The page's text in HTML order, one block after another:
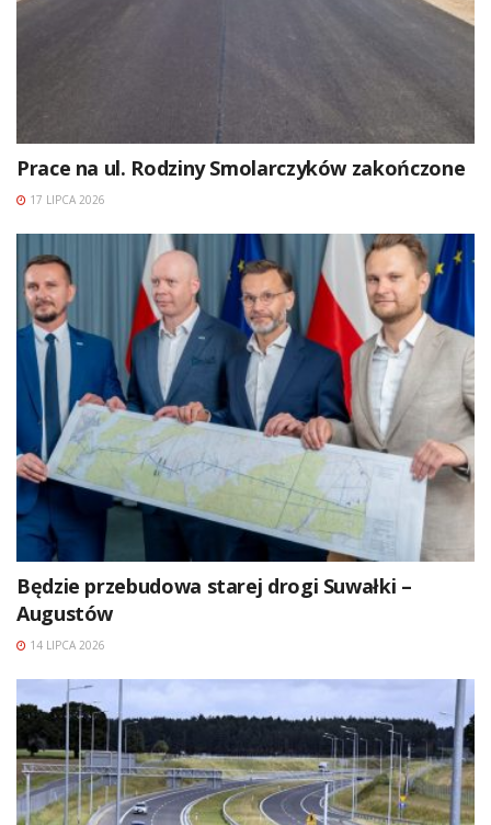
Prace na ul. Rodziny Smolarczyków zakończone
17 LIPCA 2026
Będzie przebudowa starej drogi Suwałki –
Augustów
14 LIPCA 2026